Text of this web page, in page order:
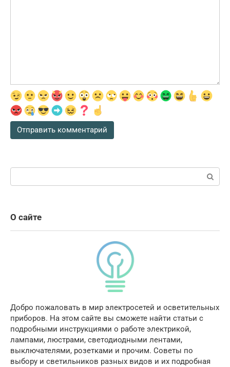
О сайте
Добро пожаловать в мир электросетей и осветительных
приборов. На этом сайте вы сможете найти статьи с
подробными инструкциями о работе электрикой,
лампами, люстрами, светодиодными лентами,
выключателями, розетками и прочим. Советы по
выбору и светильников разных видов и их подробная